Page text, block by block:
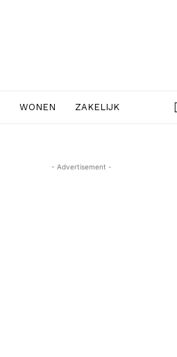
WONEN ZAKELIJK
- Advertisement -